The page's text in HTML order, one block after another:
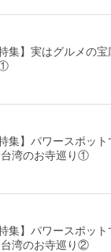
特集】実はグルメの
特集】パワースポッ
湾のお寺巡り①
特集】パワースポッ
湾のお寺巡り②